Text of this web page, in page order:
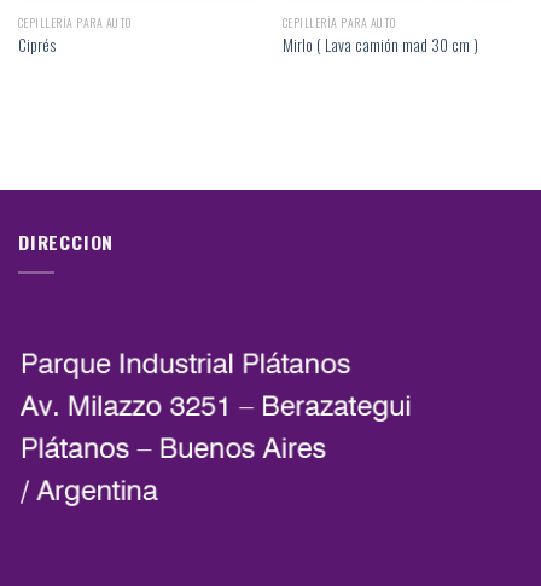
CEPILLERÍA PARA AUTO
Ciprés
CEPILLERÍA PARA AUTO
Mirlo ( Lava camión mad 30 cm )
DIRECCION